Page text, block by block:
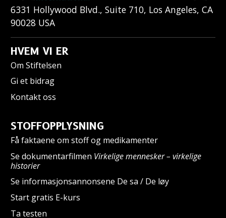
6331 Hollywood Blvd., Suite 710, Los Angeles, CA
90028 USA
HVEM VI ER
Om Stiftelsen
Gi et bidrag
Kontakt oss
STOFFOPPLYSNING
Få faktaene om stoff og medikamenter
Se dokumentarfilmen Virkelige mennesker – virkelige
historier
Se informasjonsannonsene De sa / De løy
Start gratis E-kurs
Ta testen